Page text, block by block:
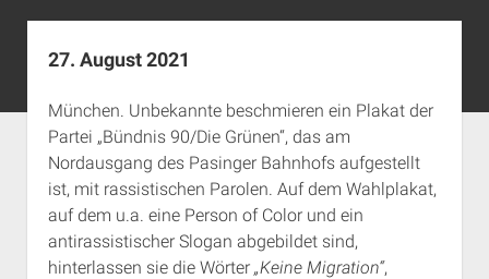
facebook
rss info@aida-archiv.de
Aktuelles
Termine
open
dropdown
menu
Antifaschistische Termine im Süden
Antifaschistische Termine in München
Rechte Termine im Süden
Chronologie
Das Archiv
open
dropdown
menu
a.i.d.a. e. V. unterstützen
Impressum
27. August 2021
München. Unbekannte beschmieren ein Plakat der
Partei „Bündnis 90/Die Grünen“, das am
Nordausgang des Pasinger Bahnhofs aufgestellt
ist, mit rassistischen Parolen. Auf dem Wahlplakat,
auf dem u.a. eine Person of Color und ein
antirassistischer Slogan abgebildet sind,
hinterlassen sie die Wörter „Keine Migration“,